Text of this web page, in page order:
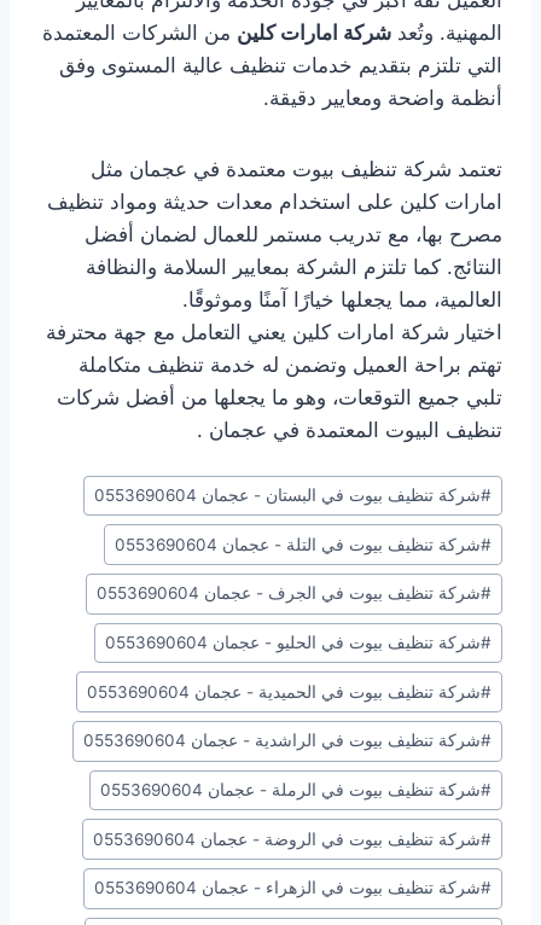
المهنية. وتُعد شركة امارات كلين من الشركات المعتمدة
التي تلتزم بتقديم خدمات تنظيف عالية المستوى وفق
أنظمة واضحة ومعايير دقيقة.
تعتمد شركة تنظيف بيوت معتمدة في عجمان مثل
امارات كلين على استخدام معدات حديثة ومواد تنظيف
مصرح بها، مع تدريب مستمر للعمال لضمان أفضل
النتائج. كما تلتزم الشركة بمعايير السلامة والنظافة
العالمية، مما يجعلها خيارًا آمنًا وموثوقًا.
اختيار شركة امارات كلين يعني التعامل مع جهة محترفة
تهتم براحة العميل وتضمن له خدمة تنظيف متكاملة
تلبي جميع التوقعات، وهو ما يجعلها من أفضل شركات
تنظيف البيوت المعتمدة في عجمان .
وسوم
المقال:
#شركة تنظيف بيوت في البستان - عجمان 0553690604
#شركة تنظيف بيوت في التلة - عجمان 0553690604
#شركة تنظيف بيوت في الجرف - عجمان 0553690604
#شركة تنظيف بيوت في الحليو - عجمان 0553690604
#شركة تنظيف بيوت في الحميدية - عجمان 0553690604
#شركة تنظيف بيوت في الراشدية - عجمان 0553690604
#شركة تنظيف بيوت في الرملة - عجمان 0553690604
#شركة تنظيف بيوت في الروضة - عجمان 0553690604
#شركة تنظيف بيوت في الزهراء - عجمان 0553690604